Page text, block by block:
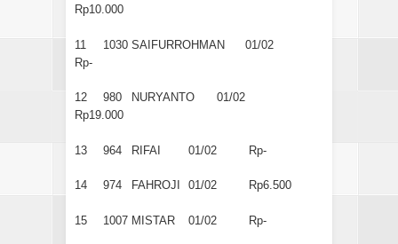
Rp10.000
11 1030 SAIFURROHMAN
01/02
Rp-
12 980 NURYANTO
01/02
Rp19.000
13 964 RIFAI 01/02 Rp-
14 974 FAHROJI 01/02 Rp6.500
15 1007 MISTAR 01/02 Rp-